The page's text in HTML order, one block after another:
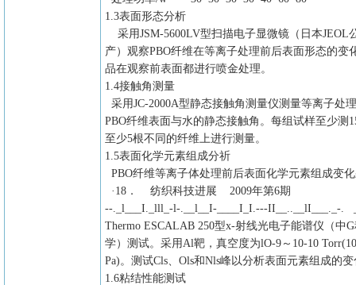
1.3表面形态分析
采用JSM-5600LV型扫描电子显微镜（日本JEOL
产）观察PBO纤维在等离子处理前后表面形态的变
品在观察前表面都进行喷金处理。
1.4接触角测量
采用JC-2000A型静态接触角测量仪测量等离子处
PBO纤维表面与水的静态接触角。每组试样至少测
至少5根不同的纤维上进行测量。
1.5表面化学元素组成分祈
PBO纤维等离子体处理前后表面化学元素组成变
·18． 纺织科技进展 2009年第6期
--._l___I._lll_-l-.__l__I-____I_I.---II__..__lI___._-.
Thermo ESCALAB 250型x-射线光电子能谱仪（中
学）测试。采用Al靶，真空度为lO-9～10-10
Pa)。测试Cls、Ols和Nls峰以分析表面元素组成的
1.6粘结性能测试